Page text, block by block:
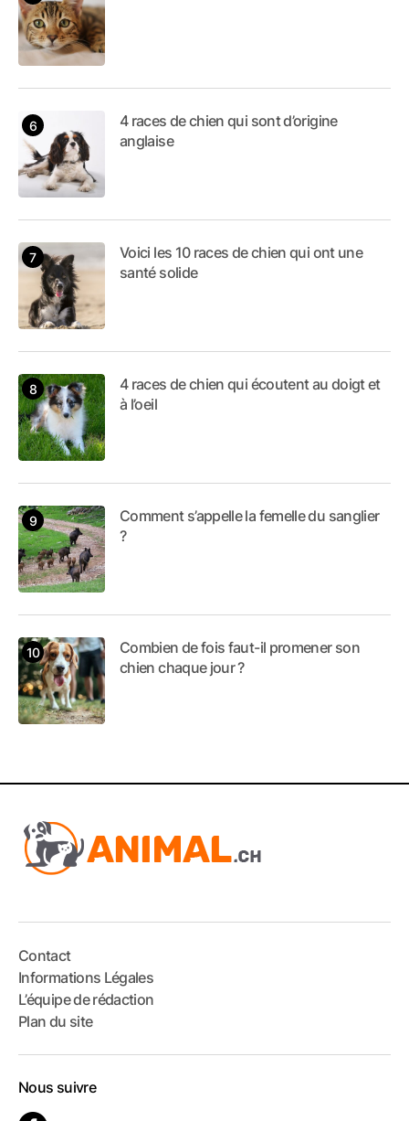
4 races de chien qui sont d’origine
anglaise
Voici les 10 races de chien qui ont une
santé solide
4 races de chien qui écoutent au doigt et
à l’oeil
Comment s’appelle la femelle du sanglier
?
Combien de fois faut-il promener son
chien chaque jour ?
Contact
Informations Légales
L’équipe de rédaction
Plan du site
Nous suivre